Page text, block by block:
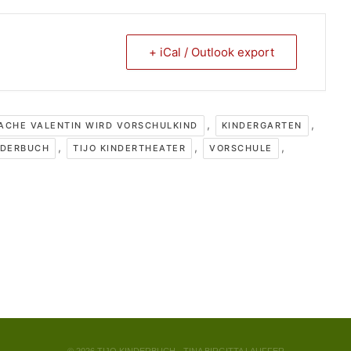
+ iCal / Outlook export
VALENTIN WIRD VORSCHULKIND , KINDERGARTEN ,
, TIJO KINDERTHEATER , VORSCHULE ,